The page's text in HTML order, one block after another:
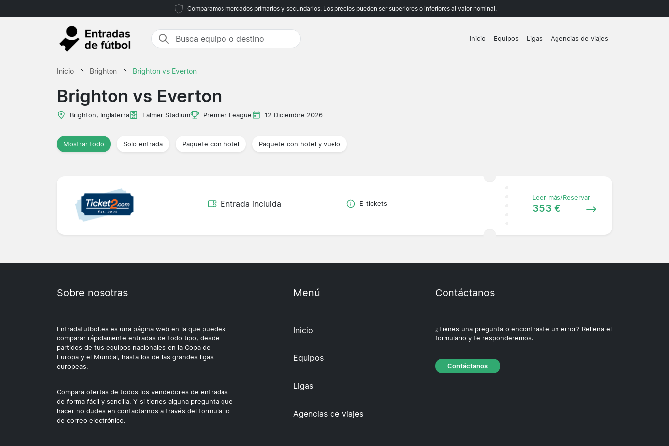
Comparamos mercados primarios y secundarios. Los precios pueden ser superiores o inferiores al valor nominal.
Inicio Equipos Ligas Agencias de viajes
Inicio Brighton Brighton vs Everton
Brighton vs Everton
Brighton, Inglaterra Falmer Stadium Premier League 12 Diciembre 2026
Mostrar todo Solo entrada Paquete con hotel Paquete con hotel y vuelo
Entrada incluida E-tickets
Leer más/Reservar
353 €
Sobre nosotras
Entradafutbol.es es una página web en la que puedes
comparar rápidamente entradas de todo tipo, desde
partidos de tus equipos nacionales en la Copa de
Europa y el Mundial, hasta los de las grandes ligas
europeas.
Compara ofertas de todos los vendedores de entradas
de forma fácil y sencilla. Y si tienes alguna pregunta que
hacer no dudes en contactarnos a través del formulario
de correo electrónico.
Menú
Inicio
Equipos
Ligas
Agencias de viajes
Contáctanos
¿Tienes una pregunta o encontraste un error? Rellena el
formulario y te responderemos.
Contáctanos